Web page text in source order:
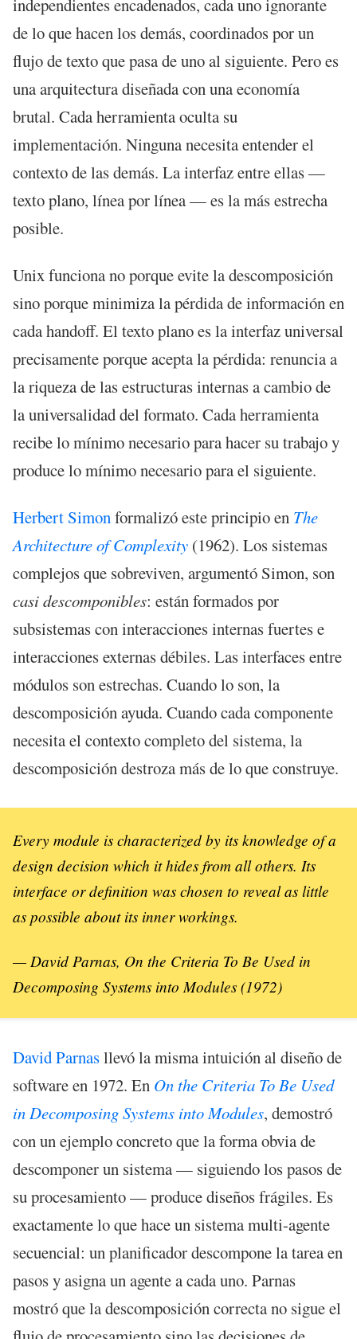
independientes encadenados, cada uno ignorante
de lo que hacen los demás, coordinados por un
flujo de texto que pasa de uno al siguiente. Pero es
una arquitectura diseñada con una economía
brutal. Cada herramienta oculta su
implementación. Ninguna necesita entender el
contexto de las demás. La interfaz entre ellas —
texto plano, línea por línea — es la más estrecha
posible.
Unix funciona no porque evite la descomposición
sino porque minimiza la pérdida de información en
cada handoff. El texto plano es la interfaz universal
precisamente porque acepta la pérdida: renuncia a
la riqueza de las estructuras internas a cambio de
la universalidad del formato. Cada herramienta
recibe lo mínimo necesario para hacer su trabajo y
produce lo mínimo necesario para el siguiente.
Herbert Simonformalizó este principio en The
Architecture of Complexity (1962). Los sistemas
complejos que sobreviven, argumentó Simon, son
casi descomponibles: están formados por
subsistemas con interacciones internas fuertes e
interacciones externas débiles. Las interfaces entre
módulos son estrechas. Cuando lo son, la
descomposición ayuda. Cuando cada componente
necesita el contexto completo del sistema, la
descomposición destroza más de lo que construye.
Every module is characterized by its knowledge of a
design decision which it hides from all others. Its
interface or definition was chosen to reveal as little
as possible about its inner workings.
— David Parnas, On the Criteria To Be Used in
Decomposing Systems into Modules(1972)
David Parnasllevó la misma intuición al diseño de
software en 1972. En On the Criteria To Be Used
in Decomposing Systems into Modules, demostró
con un ejemplo concreto que la forma obvia de
descomponer un sistema — siguiendo los pasos de
su procesamiento — produce diseños frágiles. Es
exactamente lo que hace un sistema multi-agente
secuencial: un planificador descompone la tarea en
pasos y asigna un agente a cada uno. Parnas
mostró que la descomposición correcta no sigue el